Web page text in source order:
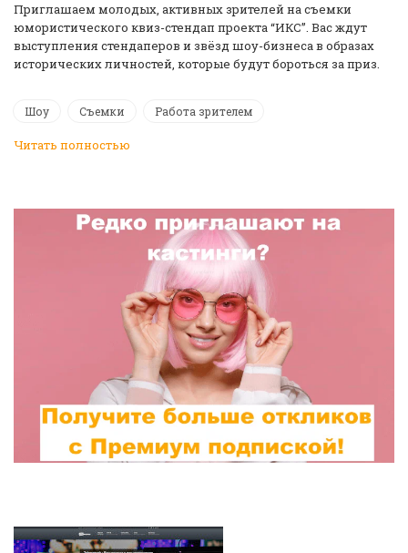
Приглашаем молодых, активных зрителей на съемки
юмористического квиз-стендап проекта “ИКС”. Вас ждут
выступления стендаперов и звёзд шоу-бизнеса в образах
исторических личностей, которые будут бороться за приз.
Шоу Съемки Работа зрителем
Читать полностью